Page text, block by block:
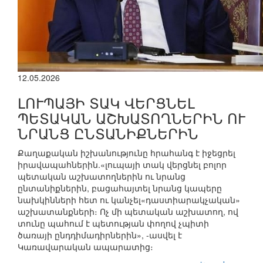
12.05.2026
ԼՈՒՊԱՅԻ ՏԱԿ ՎԵՐՑՆԵԼ
ՊԵՏԱԿԱՆ ԱՇԽԱՏՈՂՆԵՐԻՆ ՈՒ
ՆՐԱՆՑ ԸՆՏԱՆԻՔՆԵՐԻՆ
Քաղաքական իշխանությունը հրահանգ է իջեցրել
իրավապահներին.«լուպայի տակ վերցնել բոլոր
պետական աշխատողներին ու նրանց
ընտանիքներին, բացահայտել նրանց կապերը
նախկինների հետ ու կանչել«դաստիարակչական»
աշխատանքների։ Ոչ մի պետական աշխատող, ով
տունը պահում է պետության փողով չպիտի
ծառայի ընդդիմադիրներին», -ասվել է
Կառավարական ապարատից։